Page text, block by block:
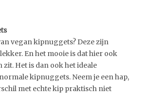
vegan kipnuggets? Deze zijn
En het mooie is dat hier ook
zit. Het is dan ook het ideale
kipnuggets. Neem je een hap,
met echte kip praktisch niet